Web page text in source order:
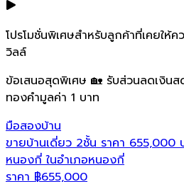
โปรโมชั่นพิเศษสำหรับลูกค้าที่เคยให้ค
วิลล์
ข้อเสนอสุดพิเศษ 🏡 รับส่วนลดเงิ
ทองคำมูลค่า 1 บาท
มือสองบ้าน
ขายบ้านเดี่ยว 2ชั้น ราคา 655,000
หนองกี่ ในอำเภอหนองกี่
ราคา ฿655,000